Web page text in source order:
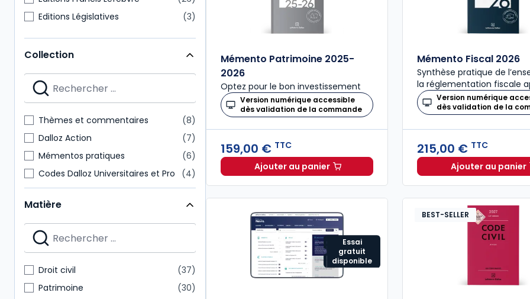
Editions Législatives
3
Collection
Thèmes et commentaires
8
Dalloz Action
7
Mémentos pratiques
6
Codes Dalloz Universitaires et Pro
4
Delmas Express
3
Encyclopédie Delmas
3
Précis
3
Revues d'actualité
Matière
Droit civil
37
Patrimoine
30
Mémento Patrimoine 2025-
2026
Optez pour le bon investissement
Version numérique accessible
dès validation de la commande
159,00 € TTC
Ajouter au panierMémento Patrimoine 2025-2026 à 159,00 € TTC
Mémento Fiscal 2026
Synthèse pratique de
la réglementation fiscale
Version numérique
dès validation de la
215,00 € TTC
Ajouter au panier
Essai
gratuit
disponible
BEST-SELLER